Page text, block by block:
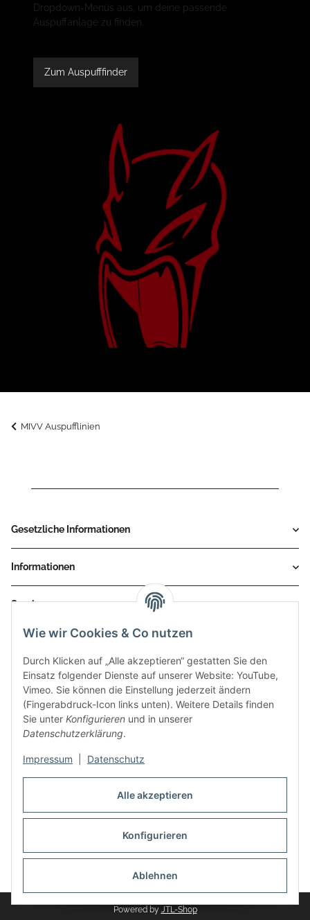
Alle akzeptieren
Konfigurieren
Ablehnen
Wie wir Cookies & Co nutzen
Durch Klicken auf „Alle akzeptieren“ gestatten Sie den
Einsatz folgender Dienste auf unserer Website: YouTube,
Vimeo. Sie können die Einstellung jederzeit ändern
(Fingerabdruck-Icon links unten). Weitere Details finden
Sie unter Konfigurieren und in unserer
Datenschutzerklärung.
Impressum Datenschutz
Dropdown-Menüs aus, um deine passende
Auspuffanlage zu finden.
Zum Auspufffinder
MIVV Auspufflinien
Gesetzliche Informationen
Informationen
Service
Zahlungsmethoden
Auspuff Hotline unter:
02303 – 983 77 27
Vertrag widerrufen
* Alle Preise inkl. gesetzlicher USt., zzgl.Versand
Powered by JTL-Shop